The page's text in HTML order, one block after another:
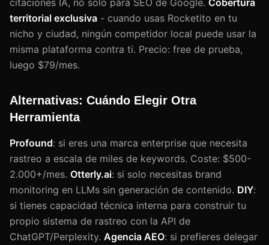
territorial exclusiva - cuando usas Rocketito en tu
nicho y ciudad, ningún competidor local puede usar la
misma plataforma contra ti. Precio: free de prueba,
luego $79/mes.
Alternativas: Cuándo Elegir Otra
Herramienta
Profound: si eres una marca enterprise que necesita
rastreo a escala de miles de keywords. Coste: $500-
2.000+/mes. Otterly.ai: si solo necesitas brand
monitoring en LLMs sin generación de contenido. DIY:
si tienes capacidad técnica interna para construir tu
propio sistema de rastreo con la API de
ChatGPT/Perplexity. Agencia AEO: si prefieres delegar